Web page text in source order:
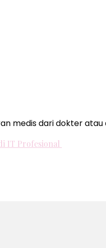
medis dari dokter
IT Profesional